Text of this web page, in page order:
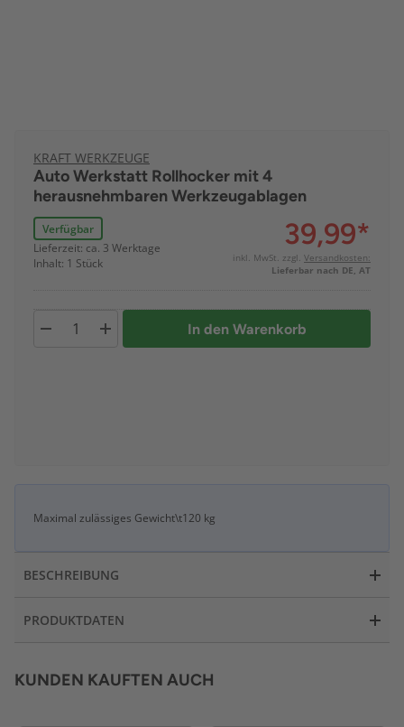
KRAFT WERKZEUGE
Auto Werkstatt Rollhocker mit 4
herausnehmbaren Werkzeugablagen
Verfügbar
Lieferzeit: ca. 3 Werktage
Inhalt: 1 Stück
39,99*
inkl. MwSt. zzgl. Versandkosten:
Lieferbar nach DE, AT
In den Warenkorb
Maximal zulässiges Gewicht\t120 kg
BESCHREIBUNG
PRODUKTDATEN
KUNDEN KAUFTEN AUCH